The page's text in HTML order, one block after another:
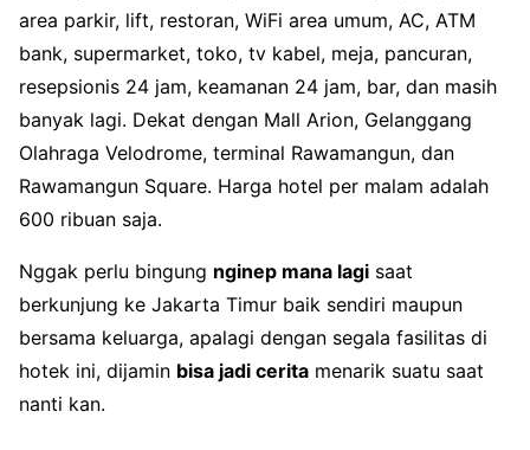
area parkir, lift, restoran, WiFi area umum, AC, ATM
bank, supermarket, toko, tv kabel, meja, pancuran,
resepsionis 24 jam, keamanan 24 jam, bar, dan masih
banyak lagi. Dekat dengan Mall Arion, Gelanggang
Olahraga Velodrome, terminal Rawamangun, dan
Rawamangun Square. Harga hotel per malam adalah
600 ribuan saja.
Nggak perlu bingung nginep mana lagi saat
berkunjung ke Jakarta Timur baik sendiri maupun
bersama keluarga, apalagi dengan segala fasilitas di
hotek ini, dijamin bisa jadi cerita menarik suatu saat
nanti kan.